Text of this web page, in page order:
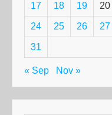
17 18 19 20
24 25 26 27
31
« Sep Nov »